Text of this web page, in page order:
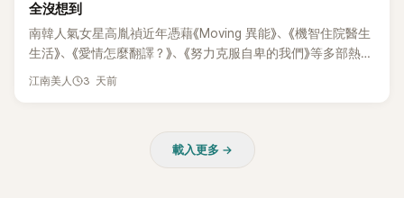
全沒想到
南韓人氣女星高胤禎近年憑藉《Moving 異能》、《機智住院醫生
生活》、《愛情怎麼翻譯？》、《努力克服自卑的我們》等多部熱門
作品，躍升為韓劇新一代女神代表，不僅演技備受肯定，精緻
傻直呼：「原來她身材這麼猛！」
江南美人 3 天前
載入更多 →